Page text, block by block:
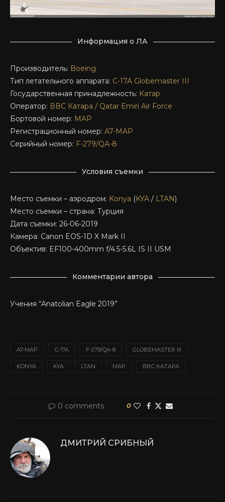
Информация о ЛА
Производитель: Boeing
Тип летательного аппарата: C-17A Globemaster III
Государственная принадлежность: Катар
Оператор: ВВС Катара / Qatar Emiri Air Force
Бортовой номер: MAP
Регистрационный номер: A7-MAP
Серийный номер: F-279/QA-8
Условия съемки
Место съемки – аэродром: Konya (KYA / LTAN)
Место съемки – страна: Турция
Дата съемки: 26-06-2019
Камера: Canon EOS-1D X Mark II
Объектив: EF100-400mm f/4.5-5.6L IS II USM
Комментарии автора
Учения “Anatolian Eagle 2019”
A7-MAP C-17A F-279/QA-8 GLOBEMASTER III
KONYA KYA LTAN MAP ВВС КАТАРА
0 comments 0
ДМИТРИЙ СРИБНЫЙ